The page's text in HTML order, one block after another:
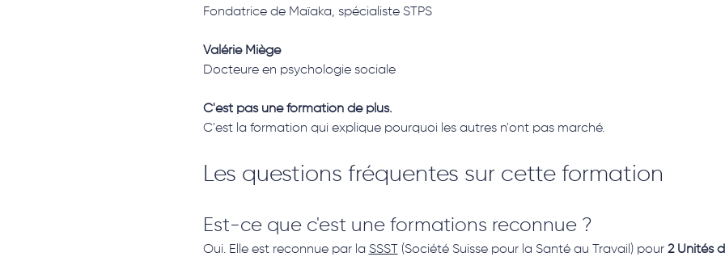
Fondatrice de Maïaka, spécialiste STPS
Valérie Miège
Docteure en psychologie sociale
C'est pas une formation de plus.
C'est la formation qui explique pourquoi les autres n'ont pas marché.
Les questions fréquentes sur cette formation
Est-ce que c'est une formations reconnue ?
Oui. Elle est reconnue par la SSST (Société Suisse pour la Santé au Travail) pour 2 Unités